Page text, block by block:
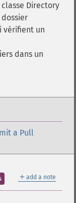
Directory
vérifient un
dans un
a Pull
＋ add a note